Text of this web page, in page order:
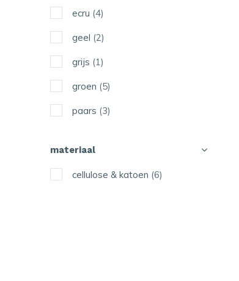
ecru (4)
geel (2)
grijs (1)
groen (5)
paars (3)
materiaal
cellulose & katoen (6)